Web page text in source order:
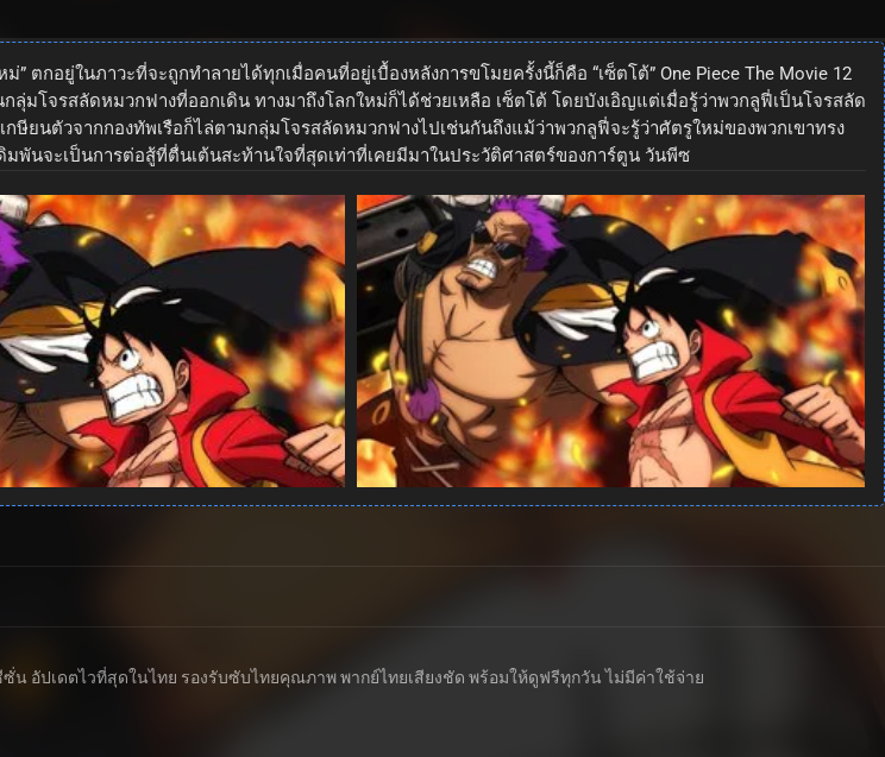
ตกอยู่ในภาวะที่จะถูกทำลายได้ทุกเมื่อคนที่อยู่เบื้องหลังการขโมยครั้งนี้ก็คือ “เซ็ตโต้” One Piece The Movie 12
มโจรสลัดหมวกฟางที่ออกเดิน ทางมาถึงโลกใหม่ก็ได้ช่วยเหลือ เซ็ตโต้ โดยบังเอิญแต่เมื่อรู้ว่าพวกลูฟี่เป็นโจรสลัด
ยนตัวจากกองทัพเรือก็ไล่ตามกลุ่มโจรสลัดหมวกฟางไปเช่นกันถึงแม้ว่าพวกลูฟี่จะรู้ว่าศัตรูใหม่ของพวกเขาทรง
นจะเป็นการต่อสู้ที่ตื่นเต้นสะท้านใจที่สุดเท่าที่เคยมีมาในประวัติศาสตร์ของการ์ตูน วันพีซ
อัปเดตไวที่สุดในไทย รองรับซับไทยคุณภาพ พากย์ไทยเสียงชัด พร้อมให้ดูฟรีทุกวัน ไม่มีค่าใช้จ่าย